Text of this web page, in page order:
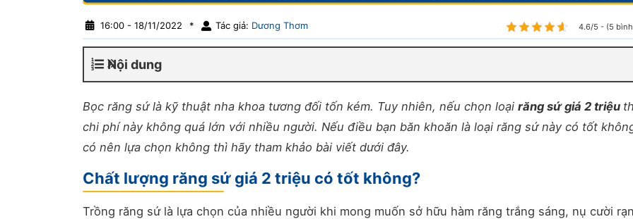
16:00 - 18/11/2022 * Tác giả: Dương Thơm 4.6/5 - (5
Nội dung
Bọc răng sứ là kỹ thuật nha khoa tương đối tốn kém. Tuy nhiên, nếu chọn loại răng sứ giá 2 triệu
chi phí này không quá lớn với nhiều người. Nếu điều bạn băn khoăn là loại răng sứ này có tốt
có nên lựa chọn không thì hãy tham khảo bài viết dưới đây.
Chất lượng răng sứ giá 2 triệu có tốt không?
Trồng răng sứ là lựa chọn của nhiều người khi mong muốn sở hữu hàm răng trắng sáng, nụ cười